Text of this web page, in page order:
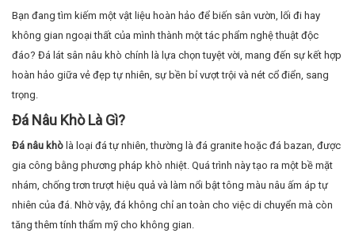
Bạn đang tìm kiếm một vật liệu hoàn hảo để biến sân vườn, lối đi hay
không gian ngoại thất của mình thành một tác phẩm nghệ thuật độc
đáo? Đá lát sân nâu khò chính là lựa chọn tuyệt vời, mang đến sự kết hợp
hoàn hảo giữa vẻ đẹp tự nhiên, sự bền bỉ vượt trội và nét cổ điển, sang
trọng.
Đá Nâu Khò Là Gì?
Đá nâu khò là loại đá tự nhiên, thường là đá granite hoặc đá bazan, được
gia công bằng phương pháp khò nhiệt. Quá trình này tạo ra một bề mặt
nhám, chống trơn trượt hiệu quả và làm nổi bật tông màu nâu ấm áp tự
nhiên của đá. Nhờ vậy, đá không chỉ an toàn cho việc di chuyển mà còn
tăng thêm tính thẩm mỹ cho không gian.